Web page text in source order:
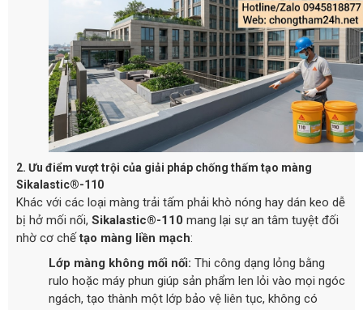
2. Ưu điểm vượt trội của giải pháp chống thấm tạo màng
Sikalastic®-110
Khác với các loại màng trải tấm phải khò nóng hay dán keo dễ
bị hở mối nối, Sikalastic®-110 mang lại sự an tâm tuyệt đối
nhờ cơ chếtạo màng liền mạch:
Lớp màng không mối nối: Thi công dạng lỏng bằng
rulo hoặc máy phun giúp sản phẩm len lỏi vào mọi ngóc
ngách, tạo thành một lớp bảo vệ liên tục, không có